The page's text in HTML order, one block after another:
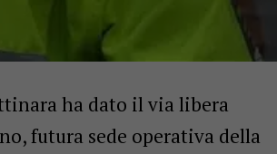
ha dato il via libera
futura sede operativa della